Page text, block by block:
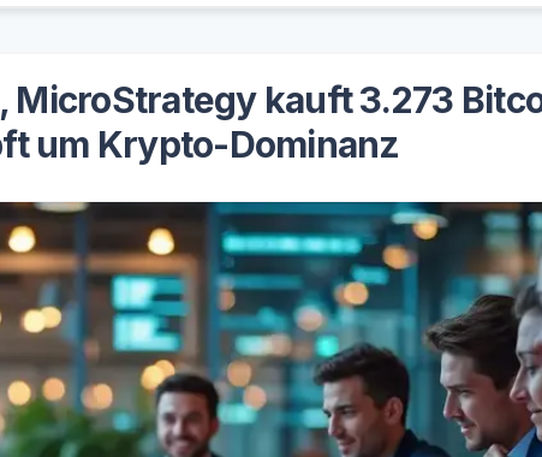
MicroStrategy kauft 3.273
um Krypto-Dominanz